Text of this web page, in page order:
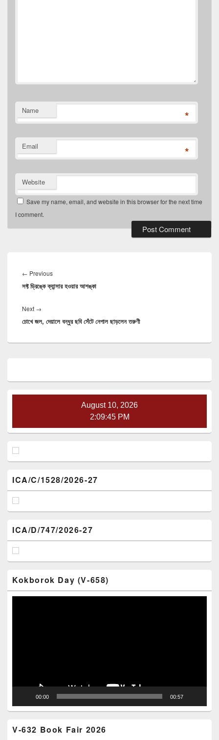
Name *
Email *
Website
Save my name, email, and website in this browser for the next time
I comment.
navigation
← PreviousPrevious
post:
সফ্ট ড্রিঙ্কে ক্যান্সার হওয়ার আশঙ্কা
Next →
post:
চোখে জল, দেয়ালে বন্ধুর ছবি সেঁটে নেপাল ছাড়লেন তরুণী
Widget
August 10, 2026
2:09:45 PM
ICA/C/1528/2026-27
ICA/D/747/2026-27
Kokborok Day (V-658)
00:00 00:57
V-632 Book Fair 2026